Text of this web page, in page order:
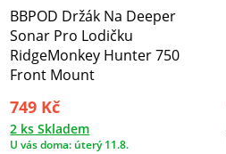
BBPOD Držák Na Deeper
Sonar Pro Lodičku
RidgeMonkey Hunter 750
Front Mount
749 Kč
2 ks Skladem
U vás doma: úterý 11.8.